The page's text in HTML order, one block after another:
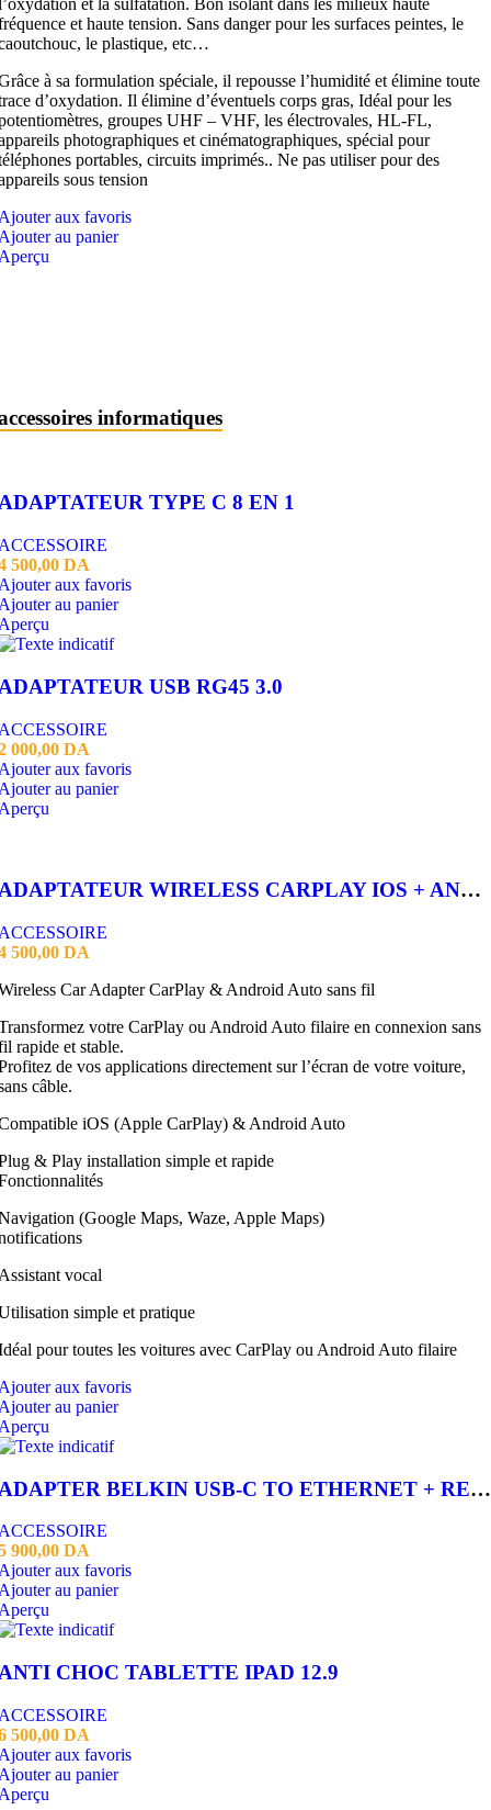
et la sulfatation. Bon isolant dans les milieux haute
et haute tension. Sans danger pour les surfaces peintes, le
le plastique, etc…
à sa formulation spéciale, il repousse l’humidité et élimine toute
d’oxydation. Il élimine d’éventuels corps gras, Idéal pour les
groupes UHF – VHF, les électrovales, HL-FL,
photographiques et cinématographiques, spécial pour
portables, circuits imprimés.. Ne pas utiliser pour des
sous tension
aux favoris
au panier
informatiques
TYPE C 8 EN 1
500,00 DA
aux favoris
au panier
USB RG45 3.0
000,00 DA
aux favoris
au panier
ADAPTATEUR WIRELESS CARPLAY IOS + ANDROID
500,00 DA
Car Adapter CarPlay & Android Auto sans fil
votre CarPlay ou Android Auto filaire en connexion sans
rapide et stable.
de vos applications directement sur l’écran de votre voiture,
câble.
iOS (Apple CarPlay) & Android Auto
& Play installation simple et rapide
(Google Maps, Waze, Apple Maps)
vocal
simple et pratique
pour toutes les voitures avec CarPlay ou Android Auto filaire
aux favoris
au panier
ADAPTER BELKIN USB-C TO ETHERNET + RECHARGE 100W
900,00 DA
aux favoris
au panier
CHOC TABLETTE IPAD 12.9
500,00 DA
aux favoris
au panier